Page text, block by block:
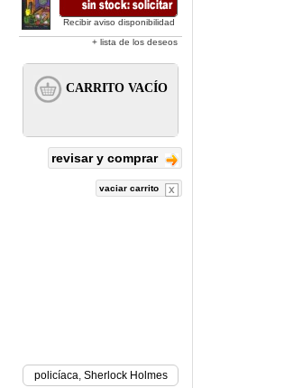
Recibir aviso disponibilidad
+ lista de los deseos
revisar y comprar
vaciar carrito
policíaca, Sherlock Holmes